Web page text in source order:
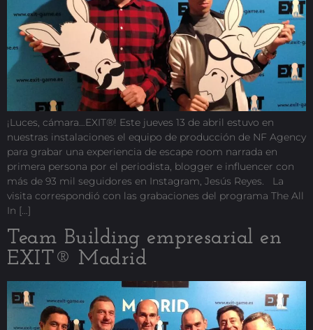
¡Luces, cámara…EXIT®! Este jueves 13 de abril estuvo en
nuestras instalaciones el equipo de producción de NF Agency
para grabar una experiencia de escape room narrada en
primera persona por el periodista, blogger e influencer con
más de 93 mil seguidores en Instagram, Jesús Reyes. La
visita correspondió con las grabaciones del programa The All
In […]
Team Building empresarial en
EXIT® Madrid